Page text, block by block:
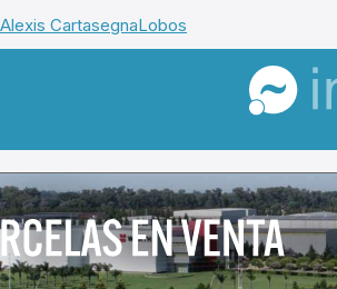
Alexis CartasegnaLobos